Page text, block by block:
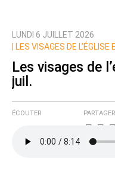
LUNDI 6 JUILLET 2026
LES VISAGES DE L’ÉGLISE
Les visages de
juil.
ÉCOUTER PARTAGER